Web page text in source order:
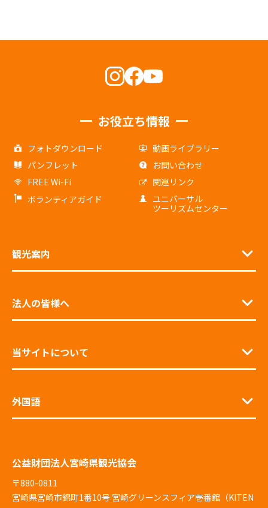
お役立ち情報
フォトダウンロード
動画ライブラリー
パンフレット
お問い合わせ
FREE Wi-Fi
関連リンク
ボランティアガイド
ユニバーサル
ツーリズムセンター
観光案内
法人の皆様へ
当サイトについて
外国語
公益財団法人宮崎県観光協会
〒880-0811
宮崎県宮崎市錦町1番10号 宮崎グリーンスフィア壱番館（KITEN